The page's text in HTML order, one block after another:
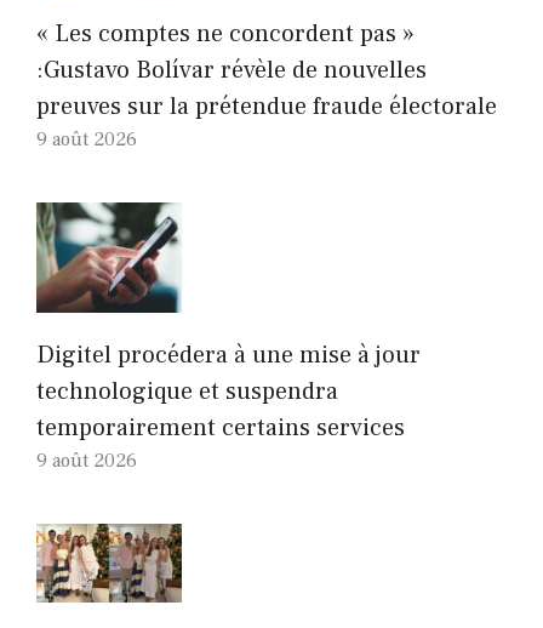
« Les comptes ne concordent pas »
:Gustavo Bolívar révèle de nouvelles
preuves sur la prétendue fraude électorale
9 août 2026
Digitel procédera à une mise à jour
technologique et suspendra
temporairement certains services
9 août 2026